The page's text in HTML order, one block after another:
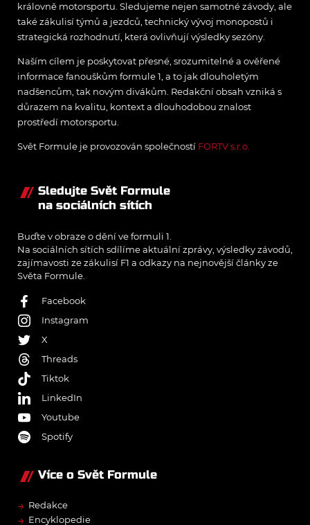
královně motorsportu. Sledujeme nejen samotné závody, ale
také zákulisí týmů a jezdců, technický vývoj monopostů i
strategická rozhodnutí, která ovlivňují výsledky sezóny.
Naším cílem je poskytovat přesné, srozumitelné a ověřené
informace fanouškům formule 1, a to jak dlouholetým
nadšencům, tak novým divákům. Redakční obsah vzniká s
důrazem na kvalitu, kontext a dlouhodobou znalost
prostředí motorsportu.
Svět Formule je provozován společností FORTV s.r.o.
Sledujte Svět Formule
na sociálních sítích
Buďte v obraze o dění ve formuli 1.
Na sociálních sítích sdílíme aktuální zprávy, výsledky závodů,
zajímavosti ze zákulisí F1 a odkazy na nejnovější články ze
Světa Formule.
Facebook
Instagram
X
Threads
Tiktok
LinkedIn
Youtube
Spotify
Více o Svět Formule
→ Redakce
→ Encyklopedie